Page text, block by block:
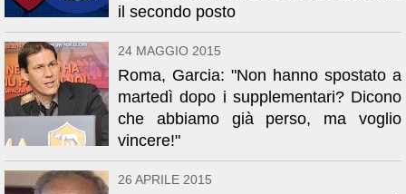
il secondo posto
24 MAGGIO 2015
Roma, Garcia: "Non hanno spostato a
martedì dopo i supplementari? Dicono
che abbiamo già perso, ma voglio
vincere!"
26 APRILE 2015